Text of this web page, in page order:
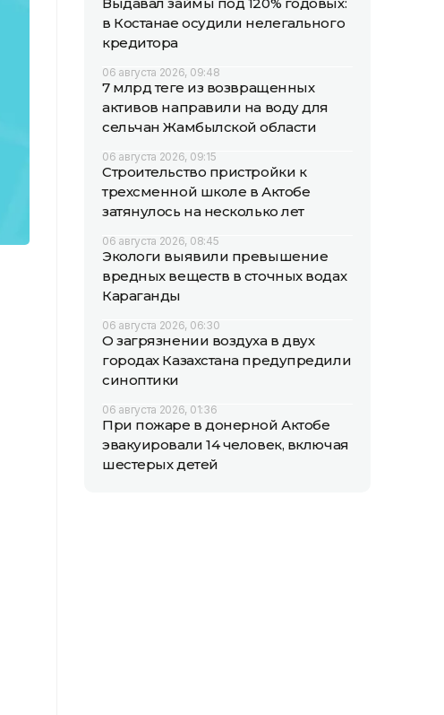
в Костанае осудили нелегального
кредитора
06 августа 2026, 09:48
7 млрд теңге из возвращенных
активов направили на воду для
сельчан Жамбылской области
06 августа 2026, 09:15
Строительство пристройки к
трехсменной школе в Актобе
затянулось на несколько лет
06 августа 2026, 08:45
Экологи выявили превышение
вредных веществ в сточных водах
Караганды
06 августа 2026, 06:30
О загрязнении воздуха в двух
городах Казахстана предупредили
синоптики
06 августа 2026, 01:36
При пожаре в донерной Актобе
эвакуировали 14 человек, включая
шестерых детей